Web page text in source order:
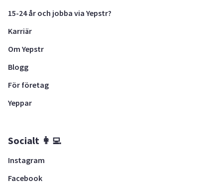
15-24 år och jobba via Yepstr?
Karriär
Om Yepstr
Blogg
För företag
Yeppar
Socialt 👩‍💻
Instagram
Facebook